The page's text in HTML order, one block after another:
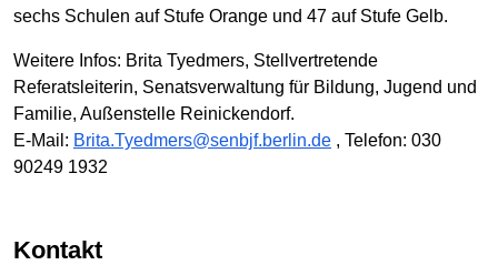
sechs Schulen auf Stufe Orange und 47 auf Stufe Gelb.
Weitere Infos: Brita Tyedmers, Stellvertretende
Referatsleiterin, Senatsverwaltung für Bildung, Jugend und
Familie, Außenstelle Reinickendorf.
E-Mail: Brita.Tyedmers@senbjf.berlin.de , Telefon: 030
90249 1932
Kontakt